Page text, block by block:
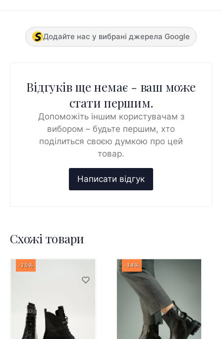
Додайте нас у вибрані джерела Google
Відгуків ще немає - ваш може
стати першим.
Допоможіть іншим користувачам з
вибором – будьте першим, хто
поділиться своєю думкою про цей
товар.
Схожі товари
-25% -34%